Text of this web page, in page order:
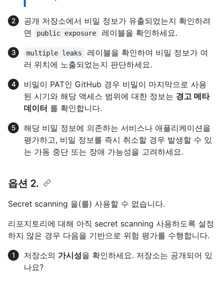
공개 저장소에서 비밀 정보가 유출되었는지 확인하려
면
public exposure 레이블을 확인하세요.
multiple leaks
레이블을 확인하여 비밀 정보가 여
러 위치에 노출되었는지 판단하세요.
비밀이 PAT인 GitHub 경우 비밀이 마지막으로 사용
된 시기와 해당 액세스 범위에 대한 정보는 경고 메타
데이터 를 확인합니다.
해당 비밀 정보에 의존하는 서비스나 애플리케이션을
평가하고, 비밀 정보를 즉시 취소할 경우 발생할 수 있
는 가동 중단 또는 장애 가능성을 고려하세요.
옵션 2.
Secret scanning 을(를) 사용할 수 없습니다.
리포지토리에 대해 아직 secret scanning 사용하도록 설정
하지 않은 경우 다음을 기반으로 위험 평가를 수행합니다.
저장소의 가시성을 확인하세요. 저장소는 공개되어 있
나요?